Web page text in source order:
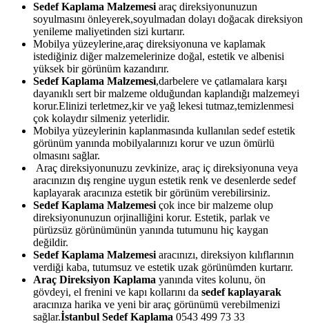
Sedef Kaplama Malzemesi araç direksiyonunuzun
soyulmasını önleyerek,soyulmadan dolayı doğacak direksiyon
yenileme maliyetinden sizi kurtarır.
Mobilya yüzeylerine,araç direksiyonuna ve kaplamak
istediğiniz diğer malzemelerinize doğal, estetik ve albenisi
yüksek bir görünüm kazandırır.
Sedef Kaplama Malzemesi,darbelere ve çatlamalara karşı
dayanıklı sert bir malzeme olduğundan kaplandığı malzemeyi
korur.Elinizi terletmez,kir ve yağ lekesi tutmaz,temizlenmesi
çok kolaydır silmeniz yeterlidir.
Mobilya yüzeylerinin kaplanmasında kullanılan sedef estetik
görünüm yanında mobilyalarınızı korur ve uzun ömürlü
olmasını sağlar.
Araç direksiyonunuzu zevkinize, araç iç direksiyonuna veya
aracınızın dış rengine uygun estetik renk ve desenlerde sedef
kaplayarak aracınıza estetik bir görünüm verebilirsiniz.
Sedef Kaplama Malzemesi çok ince bir malzeme olup
direksiyonunuzun orjinalliğini korur. Estetik, parlak ve
pürüzsüz görünümünün yanında tutumunu hiç kaygan
değildir.
Sedef Kaplama Malzemesi aracınızı, direksiyon kılıflarının
verdiği kaba, tutumsuz ve estetik uzak görünümden kurtarır.
Araç Direksiyon Kaplama yanında vites kolunu, ön
gövdeyi, el frenini ve kapı kollarını da sedef kaplayarak
aracınıza harika ve yeni bir araç görünümü verebilmenizi
sağlar.İstanbul Sedef Kaplama 0543 499 73 33